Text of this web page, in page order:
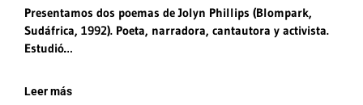
Presentamos dos poemas de Jolyn Phillips (Blompark,
Sudáfrica, 1992). Poeta, narradora, cantautora y activista.
Estudió…
Leer más